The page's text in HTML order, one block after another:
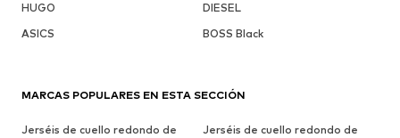
HUGO
DIESEL
ASICS
BOSS Black
MARCAS POPULARES EN ESTA SECCIÓN
Jerséis de cuello redondo de
Jerséis de cuello redondo de